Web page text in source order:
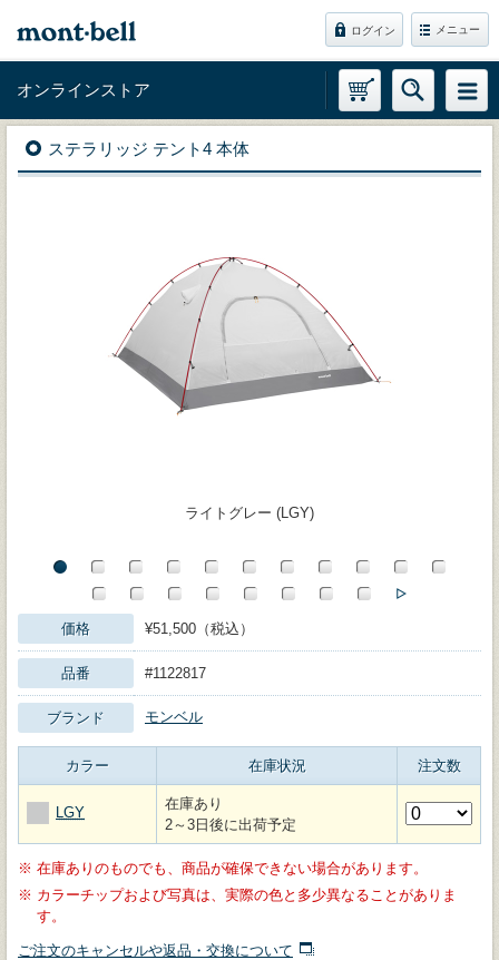
ログイン メニュー
オンラインストア
ステラリッジ テント4 本体
ライトグレー (LGY)
価格 ¥51,500（税込）
品番 #1122817
ブランド モンベル
カラー 在庫状況 注文数
LGY
在庫あり
2～3日後に出荷予定
※ 在庫ありのものでも、商品が確保できない場合があります。
※ カラーチップおよび写真は、実際の色と多少異なることがありま
す。
ご注文のキャンセルや返品・交換について